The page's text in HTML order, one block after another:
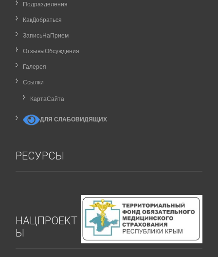
Подразделения
КакДобраться
ЗаписьНаПрием
ОтзывыОбсуждения
Галерея
Ссылки
КартаCайта
ДЛЯ СЛАБОВИДЯЩИХ
РЕСУРСЫ
НАЦПРОЕКТ
Ы